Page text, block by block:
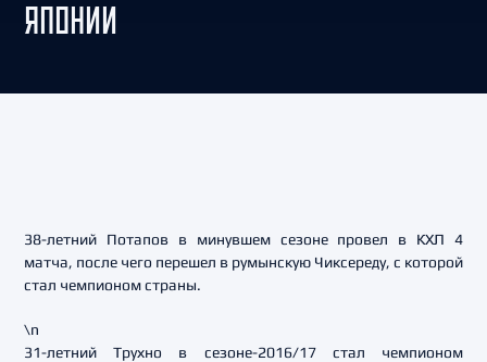
ЯПОНИИ
38-летний Потапов в минувшем сезоне провел в КХЛ 4
матча, после чего перешел в румынскую Чиксереду, с которой
стал чемпионом страны.
\n
31-летний Трухно в сезоне-2016/17 стал чемпионом